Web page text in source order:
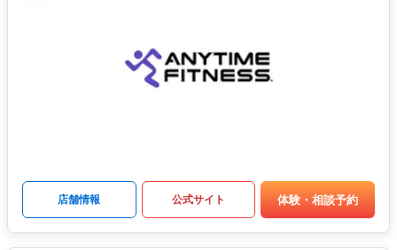
店舗情報 公式サイト 体験・相談予約